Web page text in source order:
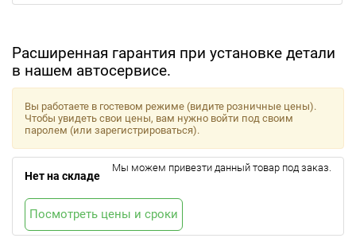
Расширенная гарантия при установке детали
в нашем автосервисе.
Вы работаете в гостевом режиме (видите розничные цены).
Чтобы увидеть свои цены, вам нужно войти под своим
паролем (или зарегистрироваться).
Нет на складе
Мы можем привезти данный товар под заказ.
Посмотреть цены и сроки